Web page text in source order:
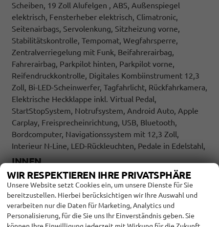
Scheiben, 19 Zoll Alufelgen , ABS, Außenspiegel
elektrisch, Fensterheber elektrisch, Climatronic,
Seitenairbags, Servolenkung, Sitzheizung vorne,
Stabilitätskontrolle, Tempomat, Wegfahrsperre,
Zentralverriegelung mit Funk, Beifahrerairbag,
Fahrerairbag, Parkpilot hinten, Parkpilot vorne,
Reifendruckkontrolle, Digitales Kombiinstrument 12,3
Zoll, Bi-LED-Scheinwerfer, Tagfahrlicht, Rückfahrkamera,
Elektrische Heckklappe inkl. Virtual Pedal,
StartStopSystem, Notrufsystem, Android Auto, Apple
Carplay, Freisprecheinrichtung, USB, Bluetooth,
Bordcomputer, Navigationssystem mit 12,3 Zoll,
Interieur N-Line, LED-Rückleuchten, Pedale in Edelstahl,
INNEN
Fensterheber
elektrisch
Klimatisierung
Klimaautomatik
Lenkrad
in Leder, höhenverstellbar, mit Multifunktionen, mit
Lenkradheizung
WIR RESPEKTIEREN IHRE PRIVATSPHÄRE
Unsere Website setzt Cookies ein, um unsere Dienste für Sie
bereitzustellen. Hierbei berücksichtigen wir Ihre Auswahl und
verarbeiten nur die Daten für Marketing, Analytics und
Personalisierung, für die Sie uns Ihr Einverständnis geben. Sie